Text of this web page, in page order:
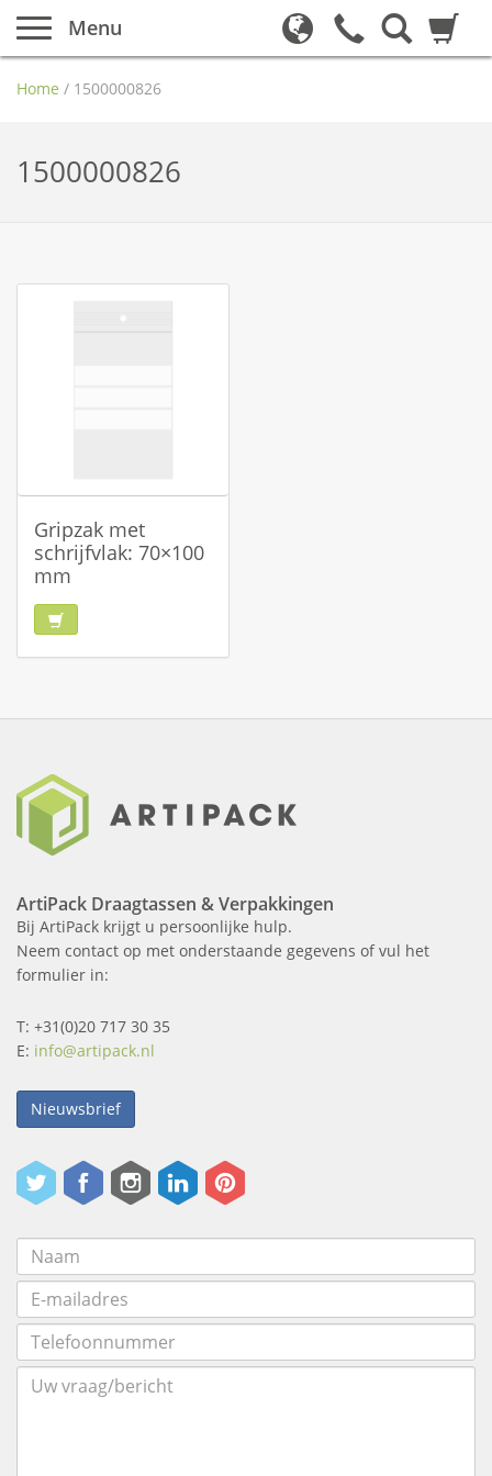
Menu
Home / 1500000826
1500000826
Gripzak met
schrijfvlak: 70×100
mm
ArtiPack Draagtassen & Verpakkingen
Bij ArtiPack krijgt u persoonlijke hulp.
Neem contact op met onderstaande gegevens of vul het
formulier in:
T: +31(0)20 717 30 35
E: info@artipack.nl
Nieuwsbrief